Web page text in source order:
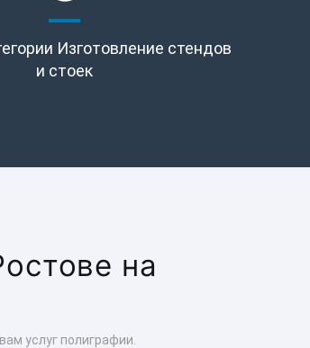
Изготовление стендов
и стоек
на
услуг полиграфии.